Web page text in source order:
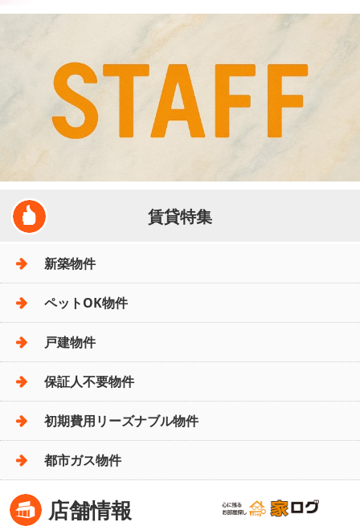
賃貸特集
新築物件
ペットOK物件
戸建物件
保証人不要物件
初期費用リーズナブル物件
都市ガス物件
店舗情報